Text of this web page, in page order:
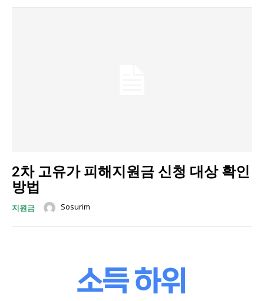
2차 고유가 피해지원금 신청 대상 확인
방법
지원금 Sosurim